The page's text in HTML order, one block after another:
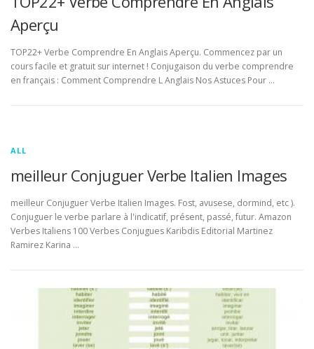
Aperçu
TOP22+ Verbe Comprendre En Anglais Aperçu. Commencez par un
cours facile et gratuit sur internet ! Conjugaison du verbe comprendre
en français : Comment Comprendre L Anglais Nos Astuces Pour …
ALL
meilleur Conjuguer Verbe Italien Images
meilleur Conjuguer Verbe Italien Images. Fost, avusese, dormind, etc ).
Conjuguer le verbe parlare à l'indicatif, présent, passé, futur. Amazon
Verbes Italiens 100 Verbes Conjugues Karibdis Editorial Martinez
Ramirez Karina …